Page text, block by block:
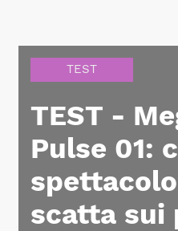
TEST
TEST -
Pulse 01:
scatta sui